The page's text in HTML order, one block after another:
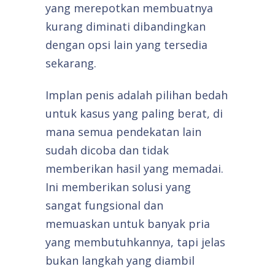
yang merepotkan membuatnya
kurang diminati dibandingkan
dengan opsi lain yang tersedia
sekarang.
Implan penis adalah pilihan bedah
untuk kasus yang paling berat, di
mana semua pendekatan lain
sudah dicoba dan tidak
memberikan hasil yang memadai.
Ini memberikan solusi yang
sangat fungsional dan
memuaskan untuk banyak pria
yang membutuhkannya, tapi jelas
bukan langkah yang diambil